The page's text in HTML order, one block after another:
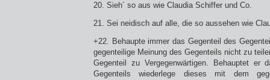
20. Sieh´ so aus wie Claudia Schiffer und Co.
21. Sei neidisch auf alle, die so aussehen wie
+22. Behaupte immer das Gegenteil des
gegenteilige Meinung des Gegenteils nicht zu
Gegenteil zu Vergegenwärtigen. Behauptet er
Gegenteils wiederlege dieses mit dem